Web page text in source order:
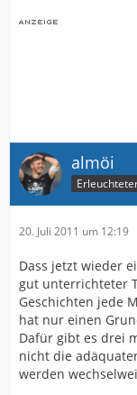
almöi
20. Juli 2011 um 12:19
Dass jetzt wieder
gut unterrichteter
Geschichten jede
hat nur einen
Dafür gibt es drei
nicht die
werden